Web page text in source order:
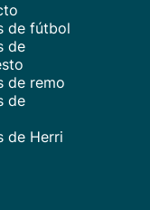
de fútbol
de
de remo
de
de Herri